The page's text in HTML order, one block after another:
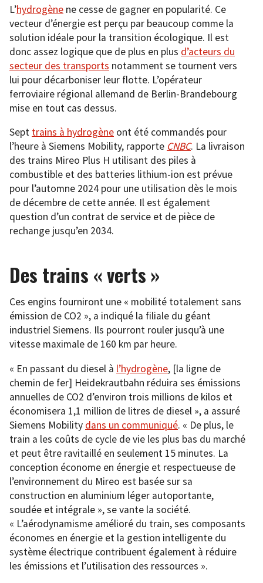
L’hydrogène ne cesse de gagner en popularité. Ce
vecteur d’énergie est perçu par beaucoup comme la
solution idéale pour la transition écologique. Il est
donc assez logique que de plus en plus d’acteurs du
secteur des transports notamment se tournent vers
lui pour décarboniser leur flotte. L’opérateur
ferroviaire régional allemand de Berlin-Brandebourg
mise en tout cas dessus.
Sept trains à hydrogène ont été commandés pour
l’heure à Siemens Mobility, rapporte CNBC. La livraison
des trains Mireo Plus H utilisant des piles à
combustible et des batteries lithium-ion est prévue
pour l’automne 2024 pour une utilisation dès le mois
de décembre de cette année. Il est également
question d’un contrat de service et de pièce de
rechange jusqu’en 2034.
Des trains « verts »
Ces engins fourniront une « mobilité totalement sans
émission de CO2 », a indiqué la filiale du géant
industriel Siemens. Ils pourront rouler jusqu’à une
vitesse maximale de 160 km par heure.
« En passant du diesel à l’hydrogène, [la ligne de
chemin de fer] Heidekrautbahn réduira ses émissions
annuelles de CO2 d’environ trois millions de kilos et
économisera 1,1 million de litres de diesel », a assuré
Siemens Mobility dans un communiqué. « De plus, le
train a les coûts de cycle de vie les plus bas du marché
et peut être ravitaillé en seulement 15 minutes. La
conception économe en énergie et respectueuse de
l’environnement du Mireo est basée sur sa
construction en aluminium léger autoportante,
soudée et intégrale », se vante la société.
« L’aérodynamisme amélioré du train, ses composants
économes en énergie et la gestion intelligente du
système électrique contribuent également à réduire
les émissions et l’utilisation des ressources ».